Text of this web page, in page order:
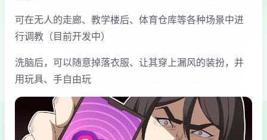
可在无人的走廊、教学楼后、体育仓库等各种场景中进
行调教（目前开发中）
洗脑后，可以随意掉落衣服、让其穿上漏风的装扮，并
用玩具、手自由玩